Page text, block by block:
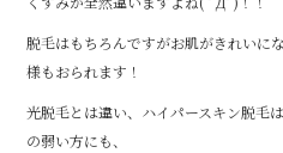
脱毛はもちろんですがお肌がきれいに
様もおられます！
光脱毛とは違い、ハイパースキン脱毛
の弱い方にも、